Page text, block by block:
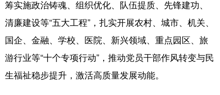
筹实施政治铸魂、组织优化、队伍提质、先锋建功、
清廉建设等“五大工程”，扎实开展农村、城市、机关、
国企、金融、学校、医院、新兴领域、重点园区、旅
游行业等“十个专项行动”，推动党员干部作风转变与民
生福祉稳步提升，激活高质量发展动能。